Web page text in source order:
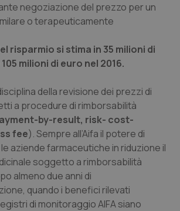
negoziazione del prezzo per un
o terapeuticamente
risparmio si stima in 35 milioni di
milioni di euro nel 2016.
della revisione dei prezzi di
a procedure di rimborsabilità
by-result, risk- cost-
fee). Sempre all’Aifa il potere di
aziende farmaceutiche in riduzione il
soggetto a rimborsabilità
almeno due anni di
quando i benefici rilevati
di monitoraggio AIFA siano
www.quotidianosanita.it
ironfish-